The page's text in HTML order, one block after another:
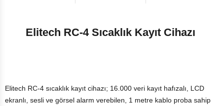
Elitech RC-4 Sıcaklık Kayıt Cihazı
Elitech RC-4 sıcaklık kayıt cihazı; 16.000 veri kayıt hafızalı, LCD
ekranlı, sesli ve görsel alarm verebilen, 1 metre kablo proba sahip